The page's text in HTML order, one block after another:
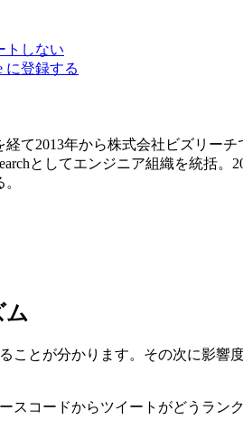
トしない
に登録する
て2013年から株式会社ビズリー
としてエンジニア組織を統括
ム
ことが分かります。その次に影
コードからツイートがどうラン